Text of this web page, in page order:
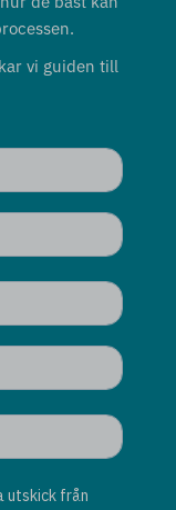
vi guiden till